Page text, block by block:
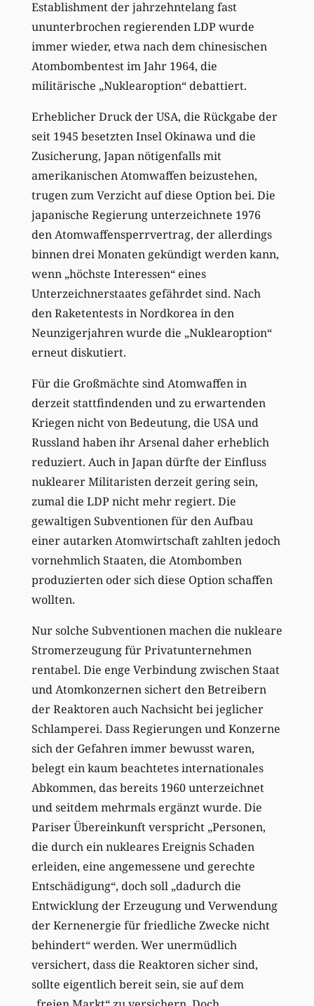
Establishment der jahrzehntelang fast
ununterbrochen regierenden LDP wurde
immer wieder, etwa nach dem chinesischen
Atombombentest im Jahr 1964, die
militärische „Nuklearoption“ debattiert.
Erheblicher Druck der USA, die Rückgabe der
seit 1945 besetzten Insel Okinawa und die
Zusicherung, Japan nötigenfalls mit
amerikanischen Atomwaffen beizustehen,
trugen zum Verzicht auf diese Option bei. Die
japanische Regierung unterzeichnete 1976
den Atomwaffensperrvertrag, der allerdings
binnen drei Monaten gekündigt werden kann,
wenn „höchste Interessen“ eines
Unterzeichnerstaates gefährdet sind. Nach
den Raketentests in Nordkorea in den
Neunzigerjahren wurde die „Nuklearoption“
erneut diskutiert.
Für die Großmächte sind Atomwaffen in
derzeit stattfindenden und zu erwartenden
Kriegen nicht von Bedeutung, die USA und
Russland haben ihr Arsenal daher erheblich
reduziert. Auch in Japan dürfte der Einfluss
nuklearer Militaristen derzeit gering sein,
zumal die LDP nicht mehr regiert. Die
gewaltigen Subventionen für den Aufbau
einer autarken Atomwirtschaft zahlten jedoch
vornehmlich Staaten, die Atombomben
produzierten oder sich diese Option schaffen
wollten.
Nur solche Subventionen machen die nukleare
Stromerzeugung für Privatunternehmen
rentabel. Die enge Verbindung zwischen Staat
und Atomkonzernen sichert den Betreibern
der Reaktoren auch Nachsicht bei jeglicher
Schlamperei. Dass Regierungen und Konzerne
sich der Gefahren immer bewusst waren,
belegt ein kaum beachtetes internationales
Abkommen, das bereits 1960 unterzeichnet
und seitdem mehrmals ergänzt wurde. Die
Pariser Übereinkunft verspricht „Personen,
die durch ein nukleares Ereignis Schaden
erleiden, eine angemessene und gerechte
Entschädigung“, doch soll „dadurch die
Entwicklung der Erzeugung und Verwendung
der Kernenergie für friedliche Zwecke nicht
behindert“ werden. Wer unermüdlich
versichert, dass die Reaktoren sicher sind,
sollte eigentlich bereit sein, sie auf dem